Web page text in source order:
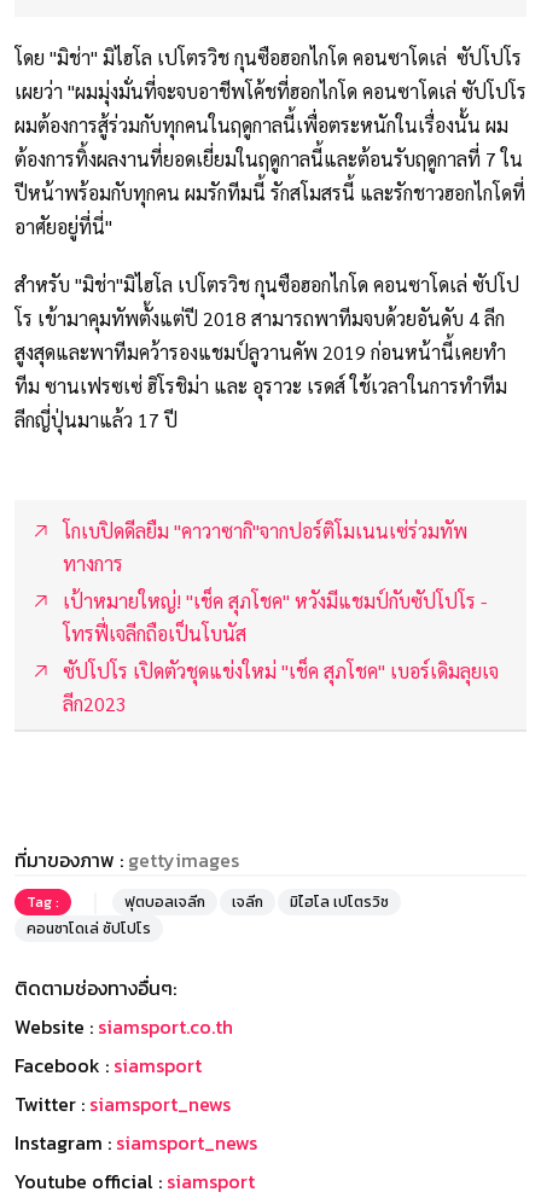
โดย "มิช่า" มิไฮโล เปโตรวิช กุนซือฮอกไกโด คอนซาโดเล่ ซัปโปโร
เผยว่า "ผมมุ่งมั่นที่จะจบอาชีพโค้ชที่ฮอกไกโด คอนซาโดเล่ ซัปโปโร
ผมต้องการสู้ร่วมกับทุกคนในฤดูกาลนี้เพื่อตระหนักในเรื่องนั้น ผม
ต้องการทิ้งผลงานที่ยอดเยี่ยมในฤดูกาลนี้และต้อนรับฤดูกาลที่ 7 ใน
ปีหน้าพร้อมกับทุกคน ผมรักทีมนี้ รักสโมสรนี้ และรักชาวฮอกไกโดที่
อาศัยอยู่ที่นี่"
สำหรับ "มิช่า"มิไฮโล เปโตรวิช กุนซือฮอกไกโด คอนซาโดเล่ ซัปโป
โร เข้ามาคุมทัพตั้งแต่ปี 2018 สามารถพาทีมจบด้วยอันดับ 4 ลีก
สูงสุดและพาทีมคว้ารองแชมป์ลูวานคัพ 2019 ก่อนหน้านี้เคยทำ
ทีม ซานเฟรซเซ่ ฮิโรชิม่า และ อุราวะ เรดส์ ใช้เวลาในการทำทีม
ลีกญี่ปุ่นมาแล้ว 17 ปี
โกเบปิดดีลยืม "คาวาซากิ"จากปอร์ติโมเนนเซ่ร่วมทัพ
ทางการ
เป้าหมายใหญ่! "เช็ค สุภโชค" หวังมีแชมป์กับซัปโปโร -
โทรฟี่เจลีกถือเป็นโบนัส
ซัปโปโร เปิดตัวชุดแข่งใหม่ "เช็ค สุภโชค" เบอร์เดิมลุยเจ
ลีก2023
ที่มาของภาพ : gettyimages
Tag : ฟุตบอลเจลีก เจลีก
มิไฮโล เปโตรวิช
คอนซาโดเล่ ซัปโปโร
ติดตามช่องทางอื่นๆ:
Website : siamsport.co.th
Facebook : siamsport
Twitter : siamsport_news
Instagram : siamsport_news
Youtube official : siamsport